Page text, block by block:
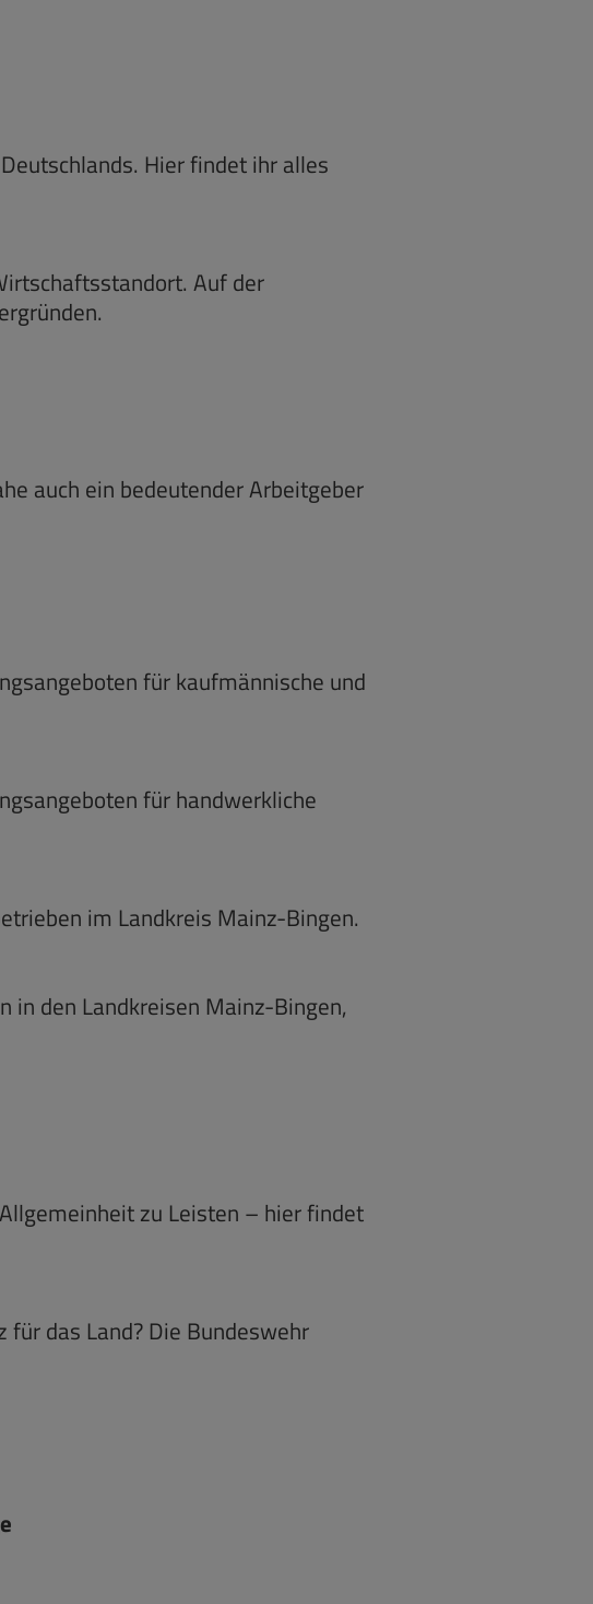
Hier findet ihr alles
Auf der
auch ein bedeutender Arbeitgeber
für kaufmännische und
für handwerkliche
im Landkreis Mainz-Bingen.
in den Landkreisen Mainz-Bingen,
zu Leisten – hier findet
das Land? Die Bundeswehr